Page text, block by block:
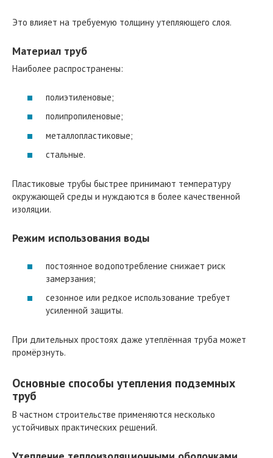
Это влияет на требуемую толщину утепляющего слоя.
Материал труб
Наиболее распространены:
полиэтиленовые;
полипропиленовые;
металлопластиковые;
стальные.
Пластиковые трубы быстрее принимают температуру
окружающей среды и нуждаются в более качественной
изоляции.
Режим использования воды
постоянное водопотребление снижает риск
замерзания;
сезонное или редкое использование требует
усиленной защиты.
При длительных простоях даже утеплённая труба может
промёрзнуть.
Основные способы утепления подземных
труб
В частном строительстве применяются несколько
устойчивых практических решений.